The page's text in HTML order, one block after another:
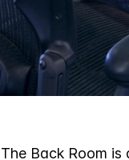
The Back Room